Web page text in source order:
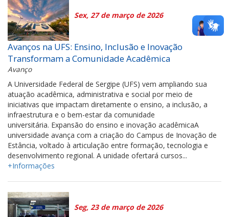
Sex, 27 de março de 2026
Avanços na UFS: Ensino, Inclusão e Inovação
Transformam a Comunidade Acadêmica
Avanço
A Universidade Federal de Sergipe (UFS) vem ampliando sua
atuação acadêmica, administrativa e social por meio de
iniciativas que impactam diretamente o ensino, a inclusão, a
infraestrutura e o bem-estar da comunidade
universitária. Expansão do ensino e inovação acadêmicaA
universidade avança com a criação do Campus de Inovação de
Estância, voltado à articulação entre formação, tecnologia e
desenvolvimento regional. A unidade ofertará cursos...
+Informações
Seg, 23 de março de 2026